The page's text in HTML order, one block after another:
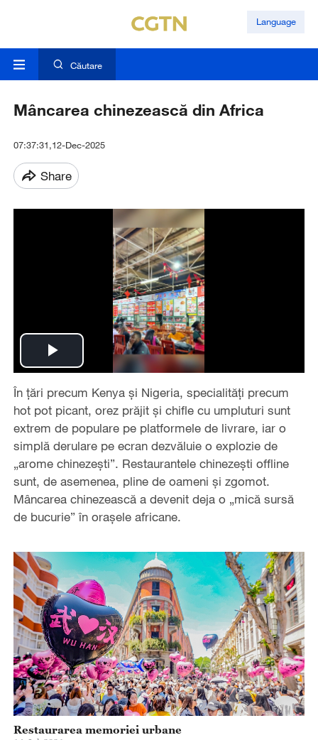
Language
Căutare
Mâncarea chinezească din Africa
07:37:31,12-Dec-2025
Share
Play
Video
În țări precum Kenya și Nigeria, specialități precum
hot pot picant, orez prăjit și chifle cu umpluturi sunt
extrem de populare pe platformele de livrare, iar o
simplă derulare pe ecran dezvăluie o explozie de
„arome chinezești”. Restaurantele chinezești offline
sunt, de asemenea, pline de oameni și zgomot.
Mâncarea chinezească a devenit deja o „mică sursă
de bucurie” în orașele africane.
Restaurarea memoriei urbane